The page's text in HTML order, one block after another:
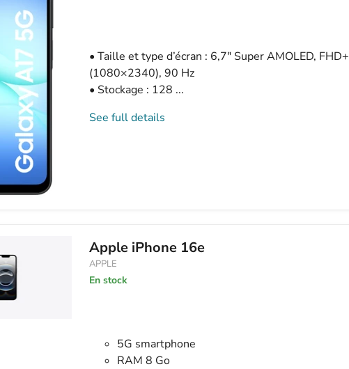
• Taille et type d’écran : 6,7″ Super AMOLED, FHD+
(1080×2340), 90 Hz
• Stockage : 128 ...
See full details
Apple iPhone 16e
APPLE
En stock
5G smartphone
RAM 8 Go